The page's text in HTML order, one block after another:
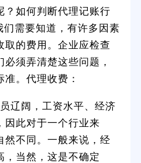
？如何判断代理记账行
需要知道，有许多因素
取的费用。企业应检查
须弄清楚这些问题，
。代理收费：
辽阔，工资水平、经济
因此对于一个行业来
然不同。一般来说，经
，当然，这是不确定